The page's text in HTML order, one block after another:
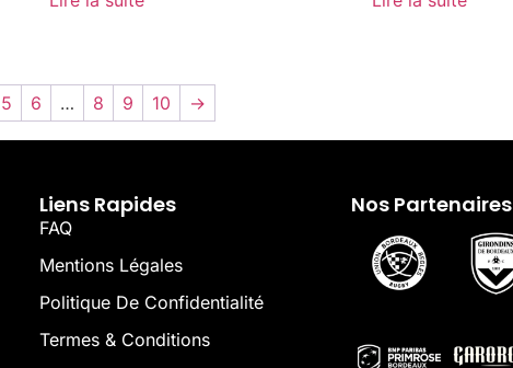
5 6 … 8 9 10 →
Liens Rapides
FAQ
Mentions Légales
Politique De Confidentialité
Termes & Conditions
Nos Partenaires